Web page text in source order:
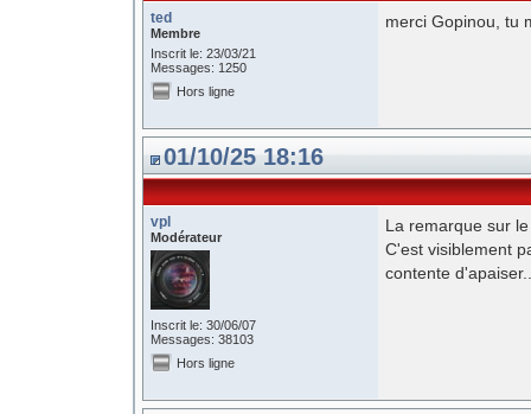
ted
Membre
Inscrit le: 23/03/21
Messages: 1250
merci Gopinou, tu
Hors ligne
01/10/25 18:16
vpl
Modérateur
Inscrit le: 30/06/07
Messages: 38103
La remarque sur
C'est visiblement
contente
Hors ligne